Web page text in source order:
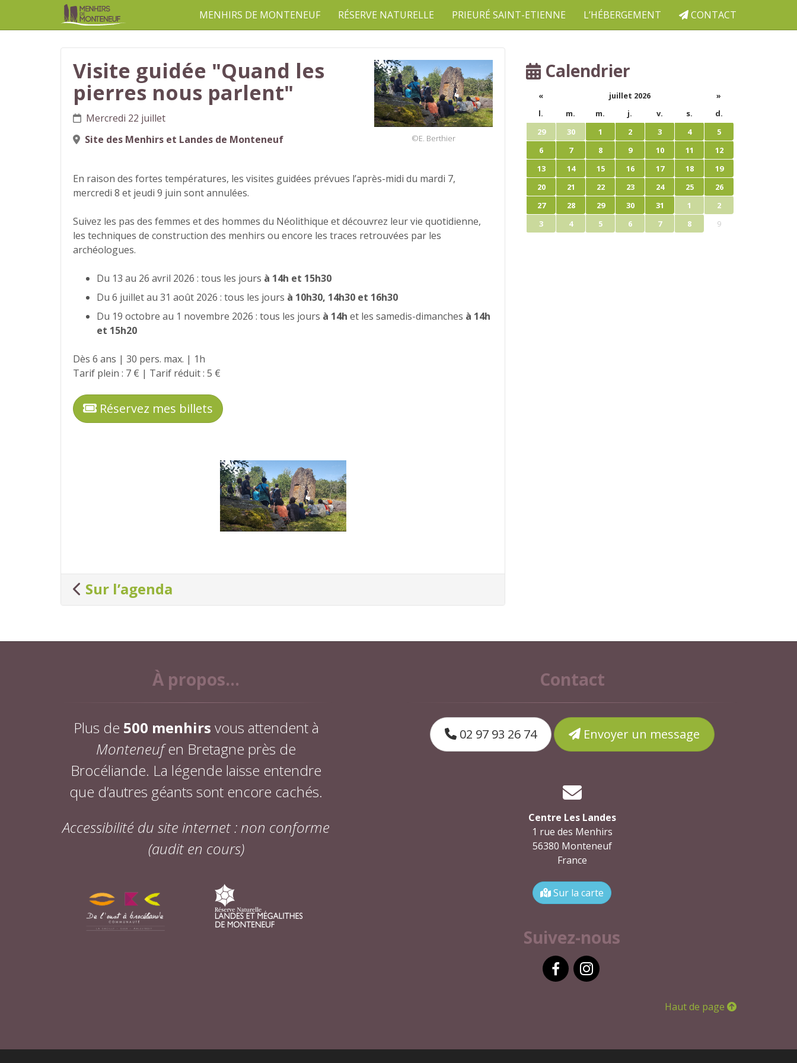
MENHIRS DE MONTENEUF RÉSERVE NATURELLE PRIEURÉ SAINT-ETIENNE L’HÉBERGEMENT CONTACT
©E. Berthier
Visite guidée "Quand les
pierres nous parlent"
Mercredi 22 juillet
Site des Menhirs et Landes de Monteneuf
En raison des fortes températures, les visites guidées prévues l’après-midi du mardi 7,
mercredi 8 et jeudi 9 juin sont annulées.
Suivez les pas des femmes et des hommes du Néolithique et découvrez leur vie quotidienne,
les techniques de construction des menhirs ou encore les traces retrouvées par les
archéologues.
Du 13 au 26 avril 2026 : tous les jours à 14h et 15h30
Du 6 juillet au 31 août 2026 : tous les jours à 10h30, 14h30 et 16h30
Du 19 octobre au 1 novembre 2026 : tous les jours à 14h et les samedis-dimanches à 14h
et 15h20
Dès 6 ans | 30 pers. max. | 1h
Tarif plein : 7 € | Tarif réduit : 5 €
Réservez mes billets
Sur l’agenda
Calendrier
« juillet 2026
»
l.
m. m. j. v. s.
d.
29
30 1 2 3 4
5
6
7 8 9 10 11
12
13
14 15 16 17 18
19
20
21 22 23 24 25
26
27
28 29 30 31 1
2
3
4 5 6 7 8 9
À propos...
Plus de 500 menhirs vous attendent à
Monteneufen Bretagne près de
Brocéliande. La légende laisse entendre
que d’autres géants sont encore cachés.
Accessibilité du site internet : non conforme
(audit en cours)
Contact
02 97 93 26 74 Envoyer un message
Centre Les Landes
1 rue des Menhirs
56380 Monteneuf
France
Sur la carte
Suivez-nous
Haut de page